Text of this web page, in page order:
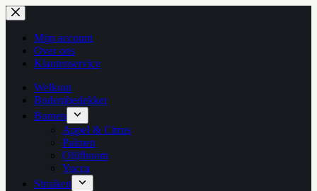
Ga
naar
inhoud
Mijn account
Over ons
Klantenservice
Welkom
Bodembedekker
Bomen
Appel & Citrus
Palmen
Olijfboom
Yucca
Struiken